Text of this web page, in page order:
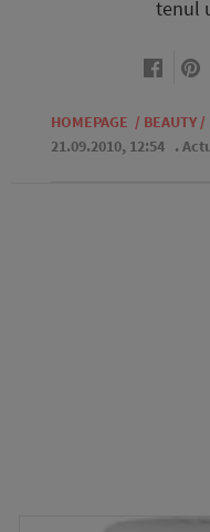
tenul
HOMEPAGE / BEAUTY /
21.09.2010, 12:54 .